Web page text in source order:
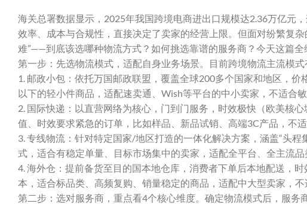
海关总署数据显示，2025年我国跨境电商进出口规模达2.36万亿元
效率、成本与合规性，直接决定了卖家的经营上限。但面对纷繁复
难”——到底该选哪种物流方式？如何挑选靠谱的服务商？今天这篇全
第一步：先选物流模式，适配自身业务场景。目前跨境物流主流模
1. 邮政小包：依托万国邮政联盟，覆盖全球200多个国家和地区，
以下的轻小件商品，适配速卖通、Wish等平台的中小卖家，不适合敏
2. 国际快递：以直营网络为核心，门到门服务，时效极快（欧美核
值、时效要求紧急的订单，比如样品、新品试销、高端3C产品，不
3. 专线物流：针对特定国家/地区打造的一体化解决方案，涵盖“头
式，适合有稳定单量、目标市场集中的卖家，适配全平台、全主流品
4. 海外仓：提前备货至目的国本地仓库，消费者下单后本地配送，
本，适合标品类、高频复购、销量稳定的商品，适配中大型卖家，不
第二步：选对服务商，重点看4个核心维度。确定物流模式后，服务